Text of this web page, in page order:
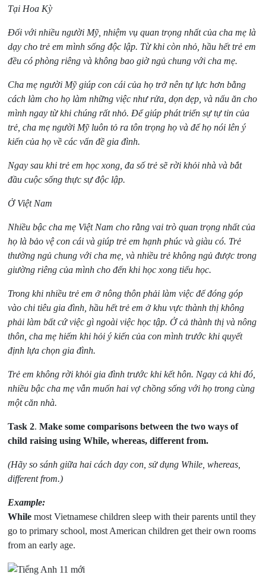
Tại Hoa Kỳ
Đối với nhiều người Mỹ, nhiệm vụ quan trọng nhất của cha mẹ là
dạy cho trẻ em mình sống độc lập. Từ khi còn nhỏ, hầu hết trẻ em
đều có phòng riêng và không bao giờ ngủ chung với cha mẹ.
Cha mẹ người Mỹ giúp con cái của họ trở nên tự lực hơn bằng
cách làm cho họ làm những việc như rửa, dọn dẹp, và nấu ăn cho
mình ngay từ khi chúng rất nhỏ. Để giúp phát triển sự tự tin của
trẻ, cha mẹ người Mỹ luôn tỏ ra tôn trọng họ và để họ nói lên ý
kiến của họ về các vấn đề gia đình.
Ngay sau khi trẻ em học xong, đa số trẻ sẽ rời khỏi nhà và bắt
đầu cuộc sống thực sự độc lập.
Ở Việt Nam
Nhiều bậc cha mẹ Việt Nam cho rằng vai trò quan trọng nhất của
họ là bảo vệ con cái và giúp trẻ em hạnh phúc và giàu có. Trẻ
thường ngủ chung với cha mẹ, và nhiều trẻ không ngủ được trong
giường riêng của mình cho đến khi học xong tiểu học.
Trong khi nhiều trẻ em ở nông thôn phải làm việc để đóng góp
vào chi tiêu gia đình, hầu hết trẻ em ở khu vực thành thị không
phải làm bất cứ việc gì ngoài việc học tập. Ở cả thành thị và nông
thôn, cha mẹ hiếm khi hỏi ý kiến của con mình trước khi quyết
định lựa chọn gia đình.
Trẻ em không rời khỏi gia đình trước khi kết hôn. Ngay cả khi đó,
nhiều bậc cha mẹ vẫn muốn hai vợ chồng sống với họ trong cùng
một căn nhà.
Task 2. Make some comparisons between the two ways of
child raising using While, whereas, different from.
(Hãy so sánh giữa hai cách dạy con, sử dụng While, whereas,
different from.)
Example:
While most Vietnamese children sleep with their parents until they
go to primary school, most American children get their own rooms
from an early age.